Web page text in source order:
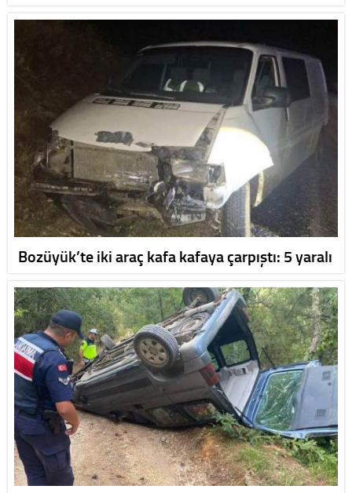
Bozüyük’te iki araç kafa kafaya çarpıştı: 5 yaralı